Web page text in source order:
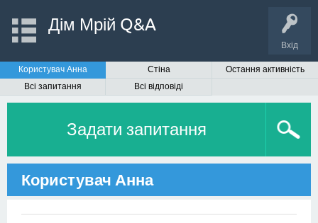
Вхід
Дім Мрій Q&A
Користувач Анна Стіна
Остання активність
Всі запитання
Всі відповіді
Задати запитання
Користувач Анна